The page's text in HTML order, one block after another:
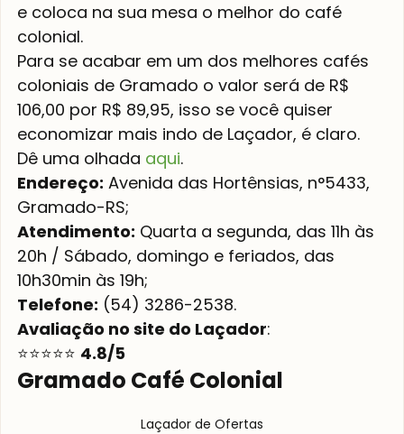
e coloca na sua mesa o melhor do café
colonial.
Para se acabar em um dos melhores cafés
coloniais de Gramado o valor será de R$
106,00 por R$ 89,95, isso se você quiser
economizar mais indo de Laçador, é claro.
Dê uma olhada aqui.
Endereço: Avenida das Hortênsias, n°5433,
Gramado-RS;
Atendimento: Quarta a segunda, das 11h às
20h / Sábado, domingo e feriados, das
10h30min às 19h;
Telefone: (54) 3286-2538.
Avaliação no site do Laçador:
⭐⭐⭐⭐⭐ 4.8/5
Gramado Café Colonial
Laçador de Ofertas